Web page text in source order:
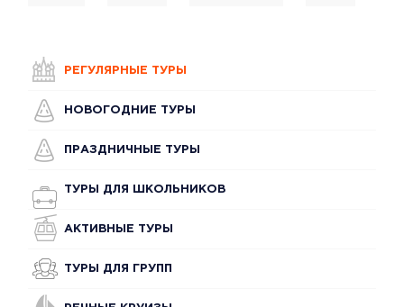
РЕГУЛЯРНЫЕ ТУРЫ
НОВОГОДНИЕ ТУРЫ
ПРАЗДНИЧНЫЕ ТУРЫ
ТУРЫ ДЛЯ ШКОЛЬНИКОВ
АКТИВНЫЕ ТУРЫ
ТУРЫ ДЛЯ ГРУПП